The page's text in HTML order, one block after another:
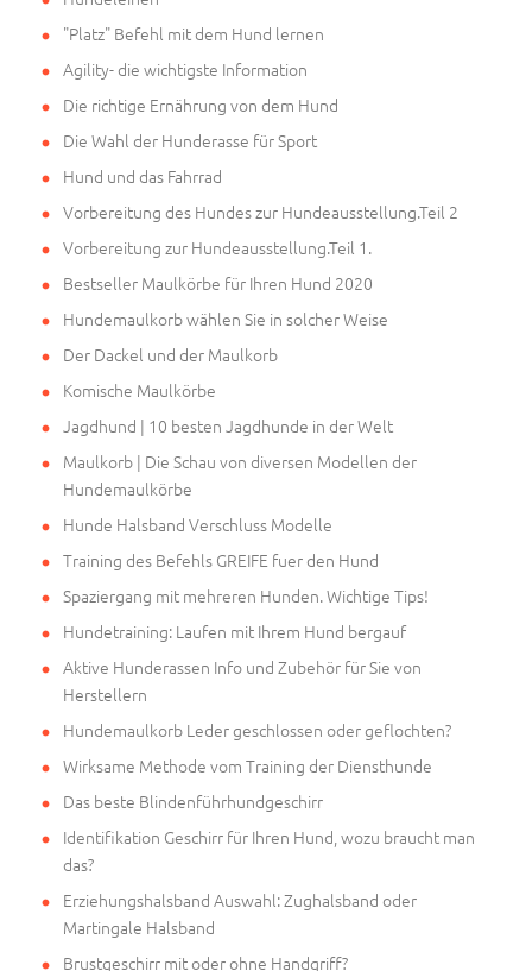
"Platz" Befehl mit dem Hund lernen
Agility- die wichtigste Information
Die richtige Ernährung von dem Hund
Die Wahl der Hunderasse für Sport
Hund und das Fahrrad
Vorbereitung des Hundes zur Hundeausstellung.Teil 2
Vorbereitung zur Hundeausstellung.Teil 1.
Bestseller Maulkörbe für Ihren Hund 2020
Hundemaulkorb wählen Sie in solcher Weise
Der Dackel und der Maulkorb
Komische Maulkörbe
Jagdhund | 10 besten Jagdhunde in der Welt
Maulkorb | Die Schau von diversen Modellen der
Hundemaulkörbe
Hunde Halsband Verschluss Modelle
Training des Befehls GREIFE fuer den Hund
Spaziergang mit mehreren Hunden. Wichtige Tips!
Hundetraining: Laufen mit Ihrem Hund bergauf
Aktive Hunderassen Info und Zubehör für Sie von
Herstellern
Hundemaulkorb Leder geschlossen oder geflochten?
Wirksame Methode vom Training der Diensthunde
Das beste Blindenführhundgeschirr
Identifikation Geschirr für Ihren Hund, wozu braucht man
das?
Erziehungshalsband Auswahl: Zughalsband oder
Martingale Halsband
Brustgeschirr mit oder ohne Handgriff?